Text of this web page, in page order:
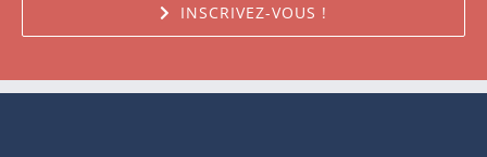
INSCRIVEZ-VOUS !